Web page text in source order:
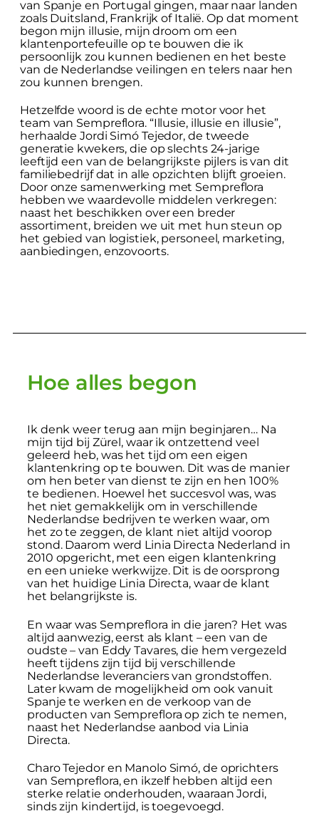
van Spanje en Portugal gingen, maar naar landen
zoals Duitsland, Frankrijk of Italië. Op dat moment
begon mijn illusie, mijn droom om een
klantenportefeuille op te bouwen die ik
persoonlijk zou kunnen bedienen en het beste
van de Nederlandse veilingen en telers naar hen
zou kunnen brengen.
Hetzelfde woord is de echte motor voor het
team van Sempreflora. “Illusie, illusie en illusie”,
herhaalde Jordi Simó Tejedor, de tweede
generatie kwekers, die op slechts 24-jarige
leeftijd een van de belangrijkste pijlers is van dit
familiebedrijf dat in alle opzichten blijft groeien.
Door onze samenwerking met Sempreflora
hebben we waardevolle middelen verkregen:
naast het beschikken over een breder
assortiment, breiden we uit met hun steun op
het gebied van logistiek, personeel, marketing,
aanbiedingen, enzovoorts.
Hoe alles begon
Ik denk weer terug aan mijn beginjaren… Na
mijn tijd bij Zürel, waar ik ontzettend veel
geleerd heb, was het tijd om een eigen
klantenkring op te bouwen. Dit was de manier
om hen beter van dienst te zijn en hen 100%
te bedienen. Hoewel het succesvol was, was
het niet gemakkelijk om in verschillende
Nederlandse bedrijven te werken waar, om
het zo te zeggen, de klant niet altijd voorop
stond. Daarom werd Linia Directa Nederland in
2010 opgericht, met een eigen klantenkring
en een unieke werkwijze. Dit is de oorsprong
van het huidige Linia Directa, waar de klant
het belangrijkste is.
En waar was Sempreflora in die jaren? Het was
altijd aanwezig, eerst als klant – een van de
oudste – van Eddy Tavares, die hem vergezeld
heeft tijdens zijn tijd bij verschillende
Nederlandse leveranciers van grondstoffen.
Later kwam de mogelijkheid om ook vanuit
Spanje te werken en de verkoop van de
producten van Sempreflora op zich te nemen,
naast het Nederlandse aanbod via Linia
Directa.
Charo Tejedor en Manolo Simó, de oprichters
van Sempreflora, en ikzelf hebben altijd een
sterke relatie onderhouden, waaraan Jordi,
sinds zijn kindertijd, is toegevoegd.